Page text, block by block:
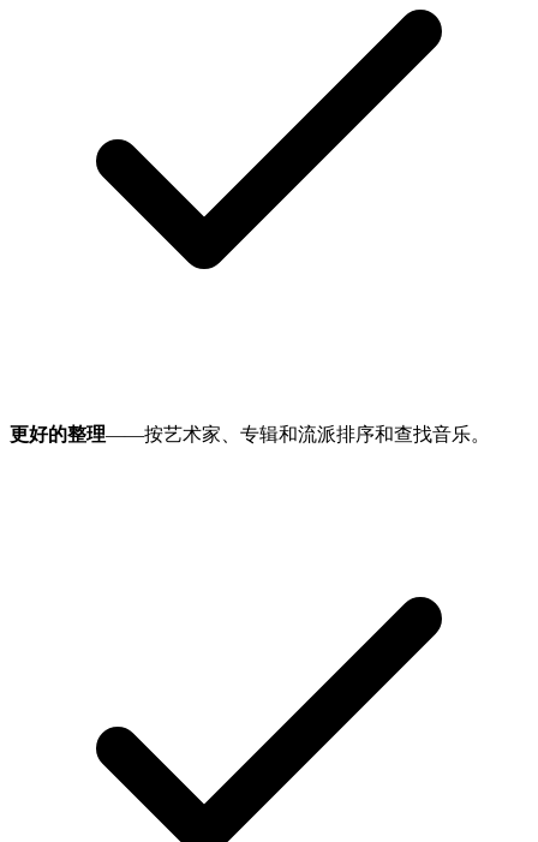
更好的整理——按艺术家、专辑和流派排序和查找音乐。